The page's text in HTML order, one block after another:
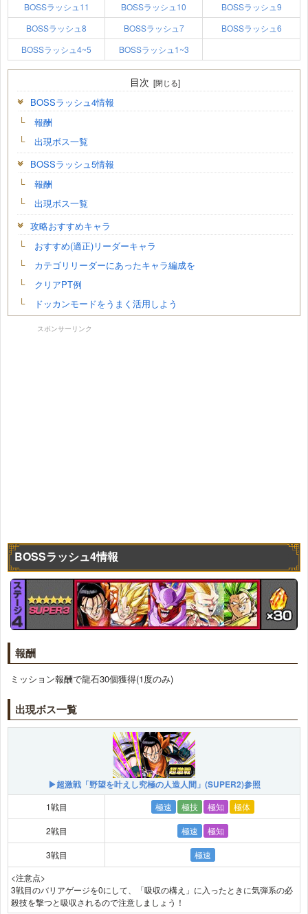
BOSSラッシュ11
BOSSラッシュ10
BOSSラッシュ9
BOSSラッシュ8
BOSSラッシュ7
BOSSラッシュ6
BOSSラッシュ4~5
BOSSラッシュ1~3
目次
BOSSラッシュ4情報
報酬
出現ボス一覧
BOSSラッシュ5情報
報酬
出現ボス一覧
攻略おすすめキャラ
おすすめ(適正)リーダーキャラ
カテゴリリーダーにあったキャラ編成を
クリアPT例
ドッカンモードをうまく活用しよう
スポンサーリンク
BOSSラッシュ4情報
報酬
ミッション報酬で龍石30個獲得(1度のみ)
出現ボス一覧
▶超激戦「野望を叶えし究極の人造人間」(SUPER2)参照
1戦目 極速 極技 極知 極体
2戦目 極速 極知
3戦目
極速
<注意点>
3戦目のバリアゲージを0にして、「吸収の構え」に入ったときに気弾系の必
殺技を撃つと吸収されるので注意しましょう！